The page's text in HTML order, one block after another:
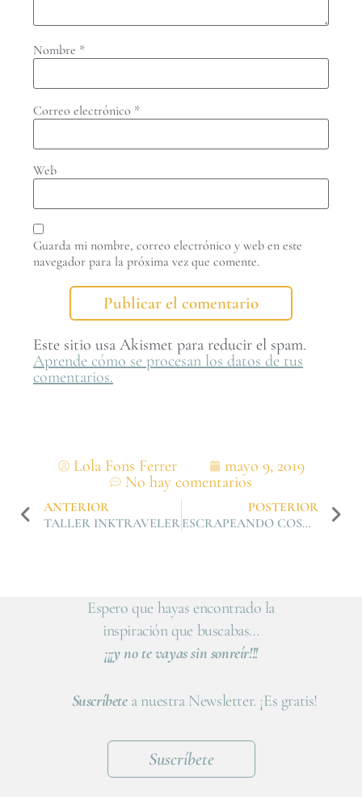
Nombre *
Correo electrónico *
Web
Guarda mi nombre, correo electrónico y web en este
navegador para la próxima vez que comente.
Este sitio usa Akismet para reducir el spam.
Aprende cómo se procesan los datos de tus
comentarios.
Lola Fons Ferrer
mayo 9, 2019
No hay comentarios
ANTERIOR
TALLER INKTRAVELER
POSTERIOR
ESCRAPEANDO COSAS COTIDIANAS
Espero que hayas encontrado la
inspiración que buscabas…
¡¡¡y no te vayas sin sonreír!!!
Suscríbetea nuestra Newsletter. ¡Es gratis!
Suscríbete